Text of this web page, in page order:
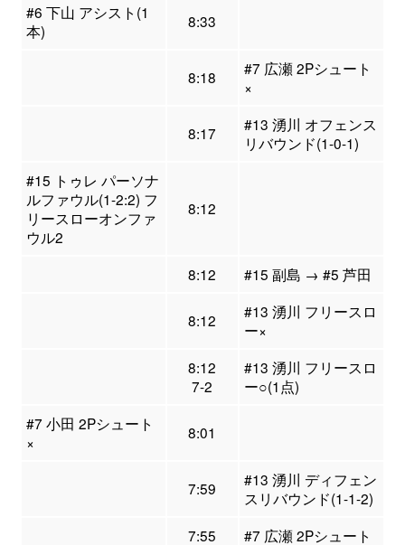
#6 下山 アシスト(1
本)
8:33
8:18
#7 広瀬 2Pシュート
×
8:17
#13 湧川 オフェンス
リバウンド(1-0-1)
#15 トゥレ パーソナ
ルファウル(1-2:2) フ
リースローオンファ
ウル2
8:12
8:12 #15 副島 → #5 芦田
8:12
#13 湧川 フリースロ
ー×
8:12
7-2
#13 湧川 フリースロ
ー○(1点)
#7 小田 2Pシュート
×
8:01
7:59
#13 湧川 ディフェン
スリバウンド(1-1-2)
7:55
#7 広瀬 2Pシュート